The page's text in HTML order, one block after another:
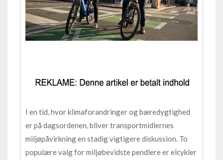
I en tid, hvor klimaforandringer og bæredygtighed
er på dagsordenen, bliver transportmidlernes
miljøpåvirkning en stadig vigtigere diskussion. To
populære valg for miljøbevidste pendlere er elcykler